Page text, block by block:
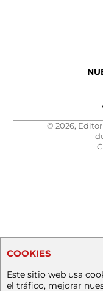
© 2026,
COOKIES
Este sitio web usa
el tráfico, mejorar